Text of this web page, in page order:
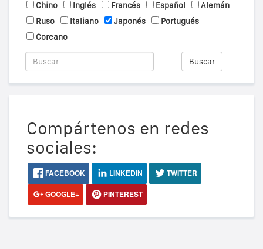
Chino
Inglés Francés Español
Alemán
Ruso
Italiano Japonés
Portugués
Coreano
Buscar
Compártenos en redes
sociales:
FACEBOOK LINKEDIN
TWITTER
GOOGLE+
PINTEREST